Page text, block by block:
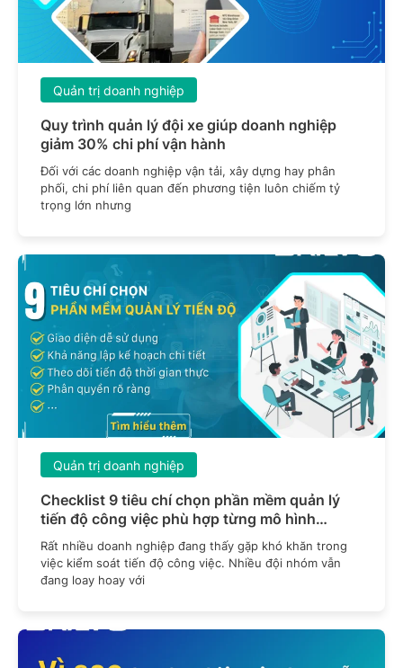
Quy trình quản lý đội xe giúp doanh nghiệp
giảm 30% chi phí vận hành
Quản trị doanh nghiệp
Đối với các doanh nghiệp vận tải, xây dựng hay phân
phối, chi phí liên quan đến phương tiện luôn chiếm tỷ
trọng lớn nhưng
Checklist 9 tiêu chí chọn phần mềm quản lý
tiến độ công việc phù hợp từng mô hình
doanh nghiệp
Quản trị doanh nghiệp
Rất nhiều doanh nghiệp đang thấy gặp khó khăn trong
việc kiểm soát tiến độ công việc. Nhiều đội nhóm vẫn
đang loay hoay với